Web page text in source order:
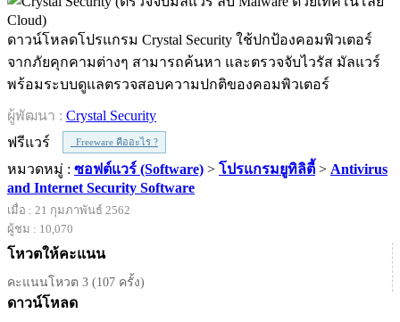
ดาวน์โหลดโปรแกรม Crystal Security ใช้ปกป้องคอมพิวเตอร์
จากภัยคุกคามต่างๆ สามารถค้นหา และตรวจจับไวรัส มัลแวร์
พร้อมระบบดูแลตรวจสอบความปกติของคอมพิวเตอร์
ผู้พัฒนา : Crystal Security
ฟรีแวร์
Freeware คืออะไร ?
หมวดหมู่ : ซอฟต์แวร์ (Software) > โปรแกรมยูทิลิตี้ > Antivirus
and Internet Security Software
เมื่อ : 21 กุมภาพันธ์ 2562
ผู้ชม : 10,070
โหวตให้คะแนน
คะแนนโหวต 3 (107 ครั้ง)
ดาวน์โหลด